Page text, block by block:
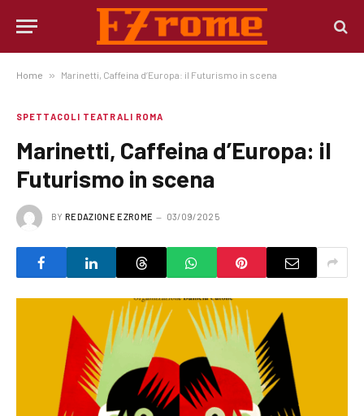
Home » Marinetti, Caffeina d’Europa: il Futurismo in scena
SPETTACOLI TEATRALI ROMA
Marinetti, Caffeina d’Europa: il
Futurismo in scena
BY REDAZIONE EZROME 03/09/2025